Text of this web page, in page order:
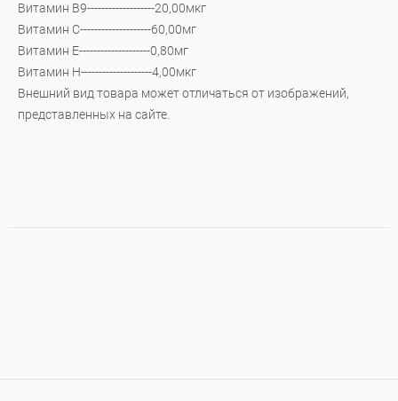
Витамин В9-------------------20,00мкг
Витамин С--------------------60,00мг
Витамин Е--------------------0,80мг
Витамин Н--------------------4,00мкг
Внешний вид товара может отличаться от изображений,
представленных на сайте.